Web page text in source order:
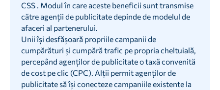
CSS . Modul în care aceste beneficii sunt transmise
către agenții de publicitate depinde de modelul de
afaceri al partenerului.
Unii își desfășoară propriile campanii de
cumpărături și cumpără trafic pe propria cheltuială,
percepând agenților de publicitate o taxă convenită
de cost pe clic (CPC). Alții permit agenților de
publicitate să își conecteze campaniile existente la